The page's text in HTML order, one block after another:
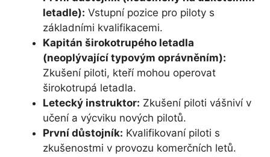
letadle): Vstupní pozice pro piloty s
základními kvalifikacemi.
Kapitán širokotrupého letadla
(neoplývající typovým oprávněním):
Zkušení piloti, kteří mohou operovat
širokotrupá letadla.
Letecký instruktor: Zkušení piloti vášniví v
učení a výcviku nových pilotů.
První důstojník: Kvalifikovaní piloti s
zkušenostmi v provozu komerčních letů.